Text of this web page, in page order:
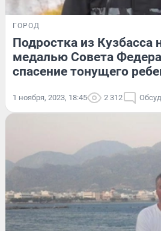
ГОРОД
Подростка из Кузбасса
медалью Совета
спасение тонущего
1 ноября, 2023, 18:45 2 312